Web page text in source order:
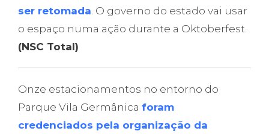
ser retomada. O governo do estado vai usar
o espaço numa ação durante a Oktoberfest.
(NSC Total)
Onze estacionamentos no entorno do
Parque Vila Germânica foram
credenciados pela organização da